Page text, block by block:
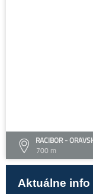
RACIBOR -
700 m
Aktuálne info